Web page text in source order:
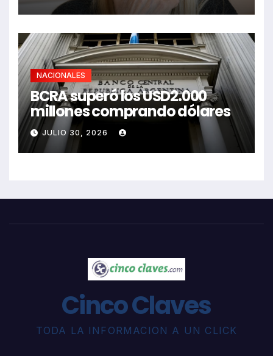
NACIONALES
BCRA superó los USD2.000
millones comprando dólares
JULIO 30, 2026
Cinco Claves
TODA LA INFORMACION A UN CLICK